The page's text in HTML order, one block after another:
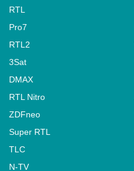
RTL
Pro7
RTL2
3Sat
DMAX
RTL Nitro
ZDFneo
Super RTL
TLC
N-TV